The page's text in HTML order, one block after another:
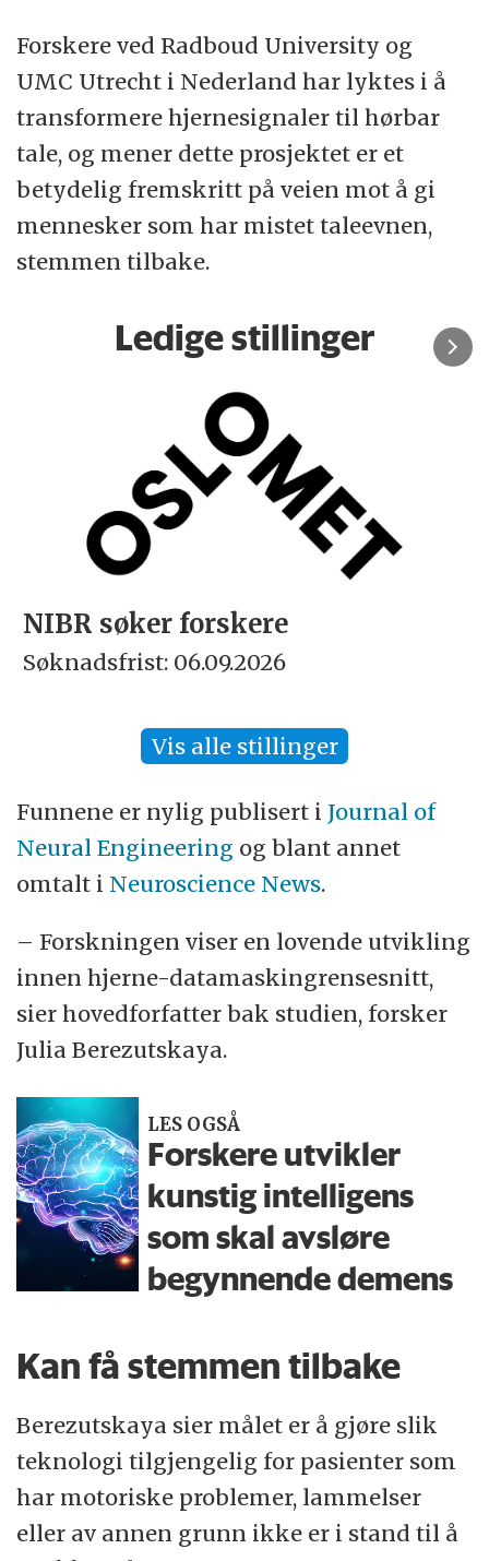
Forskere ved Radboud University og
UMC Utrecht i Nederland har lyktes i å
transformere hjernesignaler til hørbar
tale, og mener dette prosjektet er et
betydelig fremskritt på veien mot å gi
mennesker som har mistet taleevnen,
stemmen tilbake.
Ledige stillinger
Rektor
Søknadsfrist: 15.09.2026
Vis alle stillinger
Funnene er nylig publisert i Journal of
Neural Engineering og blant annet
omtalt i Neuroscience News.
– Forskningen viser en lovende utvikling
innen hjerne-datamaskingrensesnitt,
sier hovedforfatter bak studien, forsker
Julia Berezutskaya.
LES OGSÅ
Forskere utvikler
kunstig intelligens
som skal avsløre
begynnende demens
Kan få stemmen tilbake
Berezutskaya sier målet er å gjøre slik
teknologi tilgjengelig for pasienter som
har motoriske problemer, lammelser
eller av annen grunn ikke er i stand til å